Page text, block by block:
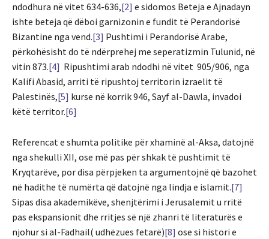
ndodhura në vitet 634-636,[2] e sidomos Beteja e Ajnadayn
ishte beteja që dëboi garnizonin e fundit të Perandorisë
Bizantine nga vend.[3] Pushtimi i Perandorisë Arabe,
përkohësisht do të ndërprehej me seperatizmin Tulunid, në
vitin 873.[4] Ripushtimi arab ndodhi në vitet 905/906, nga
Kalifi Abasid, arriti të ripushtoj territorin izraelit të
Palestinës,[5] kurse në korrik 946, Sayf al-Dawla, invadoi
këtë territor.[6]
Referencat e shumta politike për xhaminë al-Aksa, datojnë
nga shekulli XII, ose më pas për shkak të pushtimit të
Kryqtarëve, por disa përpjeken ta argumentojnë që bazohet
në hadithe të numërta që datojnë nga lindja e islamit.[7]
Sipas disa akademikëve, shenjtërimi i Jerusalemit u rritë
pas ekspansionit dhe rritjes së një zhanri të literaturës e
njohur si al-Fadhail( udhëzues fetarë)[8] ose si histori e